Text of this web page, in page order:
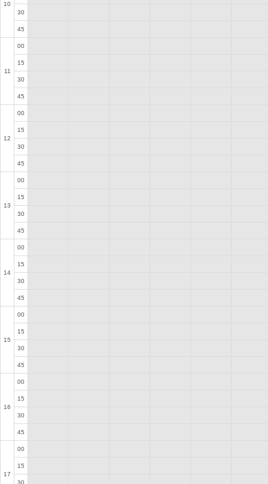
10
30
45
11
00
15
30
45
12
00
15
30
45
13
00
15
30
45
14
00
15
30
45
15
00
15
30
45
16
00
15
30
45
17
00
15
30